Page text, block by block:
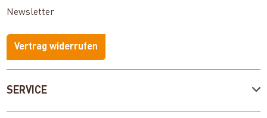
SERVICE
Newsletter
Vertrag widerrufen